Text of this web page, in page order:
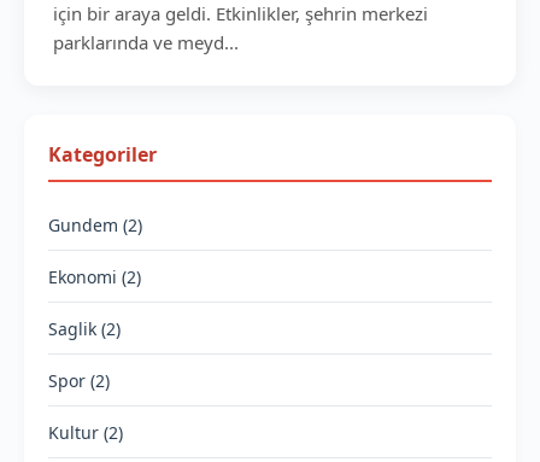
için bir araya geldi. Etkinlikler, şehrin merkezi
parklarında ve meyd...
Kategoriler
Gundem (2)
Ekonomi (2)
Saglik (2)
Spor (2)
Kultur (2)